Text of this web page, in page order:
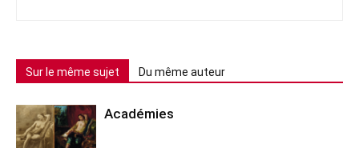
Sur le même sujet Du même auteur
Académies